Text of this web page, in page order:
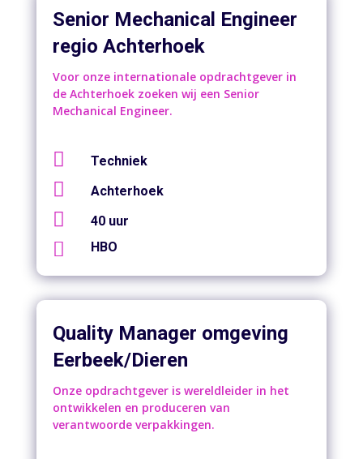
Senior Mechanical Engineer
regio Achterhoek
Voor onze internationale opdrachtgever in
de Achterhoek zoeken wij een Senior
Mechanical Engineer.
 Techniek
 Achterhoek
 40 uur
 HBO
Quality Manager omgeving
Eerbeek/Dieren
Onze opdrachtgever is wereldleider in het
ontwikkelen en produceren van
verantwoorde verpakkingen.